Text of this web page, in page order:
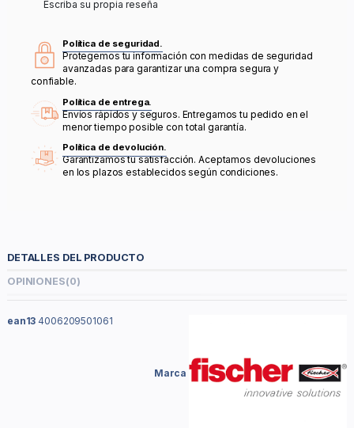
Escriba su propia reseña
Política de seguridad.
Protegemos tu información con medidas de seguridad
avanzadas para garantizar una compra segura y
confiable.
Política de entrega.
Envíos rápidos y seguros. Entregamos tu pedido en el
menor tiempo posible con total garantía.
Política de devolución.
Garantizamos tu satisfacción. Aceptamos devoluciones
en los plazos establecidos según condiciones.
DETALLES DEL PRODUCTO
OPINIONES(0)
Marca
ean13 4006209501061